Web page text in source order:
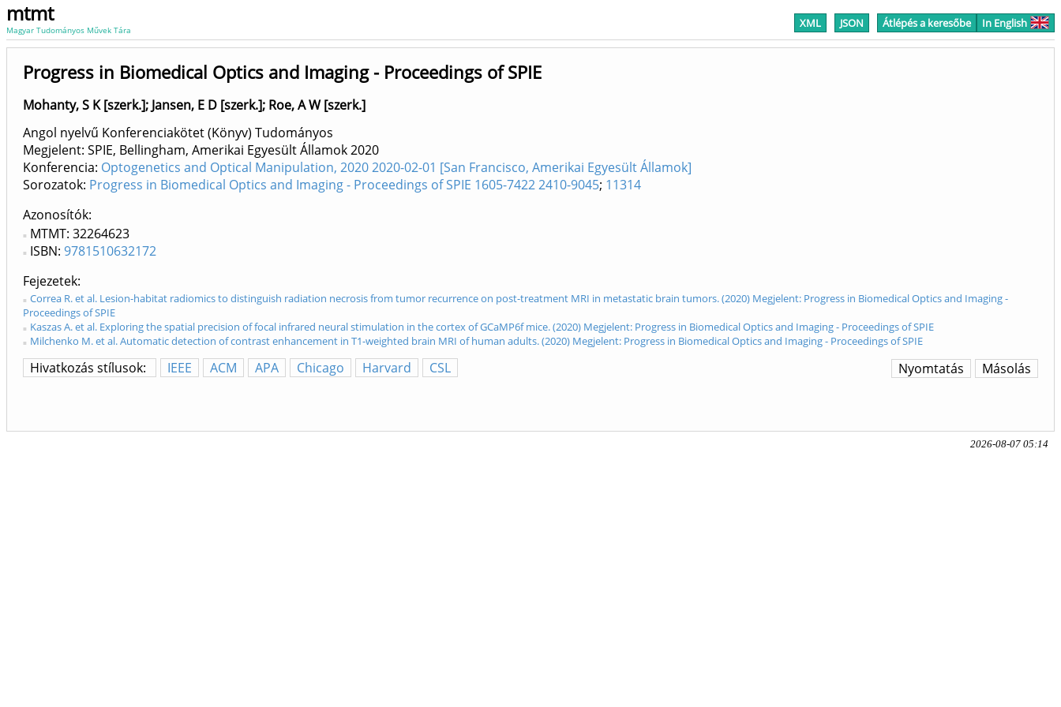
mtmt
Magyar Tudományos Művek Tára XML JSON Átlépés a keresőbe In English
Progress in Biomedical Optics and Imaging - Proceedings of SPIE
Mohanty, S K [szerk.]; Jansen, E D [szerk.]; Roe, A W [szerk.]
Angol nyelvű Konferenciakötet (Könyv) Tudományos
Megjelent: SPIE, Bellingham, Amerikai Egyesült Államok2020
Konferencia: Optogenetics and Optical Manipulation, 2020 2020-02-01 [San Francisco, Amerikai Egyesült Államok]
Sorozatok: Progress in Biomedical Optics and Imaging - Proceedings of SPIE 1605-7422 2410-9045; 11314
Azonosítók
MTMT: 32264623
ISBN: 9781510632172
Fejezetek
Correa R. et al. Lesion-habitat radiomics to distinguish radiation necrosis from tumor recurrence on post-treatment MRI in metastatic brain tumors. (2020) Megjelent: Progress in Biomedical Optics and Imaging -
Proceedings of SPIE
Kaszas A. et al. Exploring the spatial precision of focal infrared neural stimulation in the cortex of GCaMP6f mice. (2020) Megjelent: Progress in Biomedical Optics and Imaging - Proceedings of SPIE
Milchenko M. et al. Automatic detection of contrast enhancement in T1-weighted brain MRI of human adults. (2020) Megjelent: Progress in Biomedical Optics and Imaging - Proceedings of SPIE
Hivatkozás stílusok: IEEE ACM APA Chicago Harvard CSL Másolás
Nyomtatás
2026-08-07 05:14